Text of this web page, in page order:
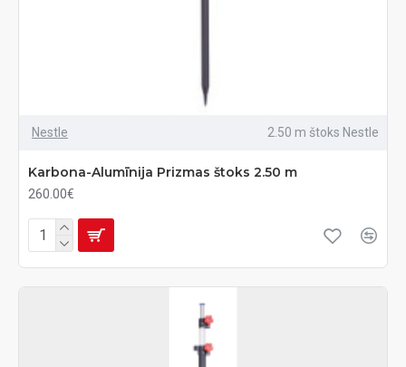
Nestle 2.50 m štoks Nestle
Karbona-Alumīnija Prizmas štoks 2.50 m
260.00€